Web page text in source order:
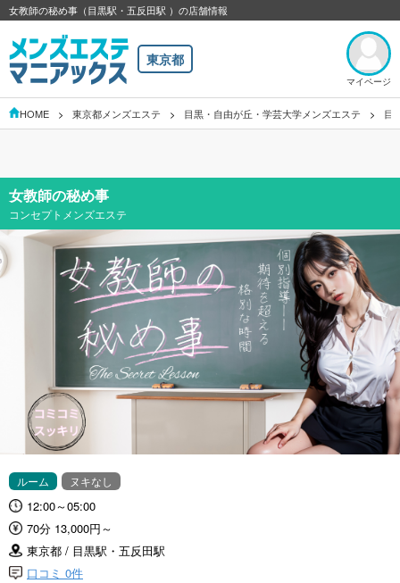
女教師の秘め事（目黒駅・五反田駅 ）の店舗情報
東京都
マイページ
HOME 東京都メンズエステ 目黒・自由が丘・学芸大学メンズエステ 目
女教師の秘め事
コンセプトメンズエステ
ルーム ヌキなし
12:00～05:00
70分 13,000円～
東京都 / 目黒駅・五反田駅
口コミ 0件